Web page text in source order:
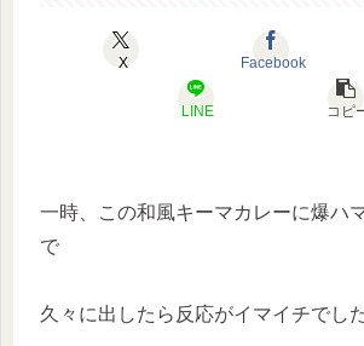
X Facebook
LINE コピ
一時、この和風キーマカレーに爆ハ
で
久々に出したら反応がイマイチでした